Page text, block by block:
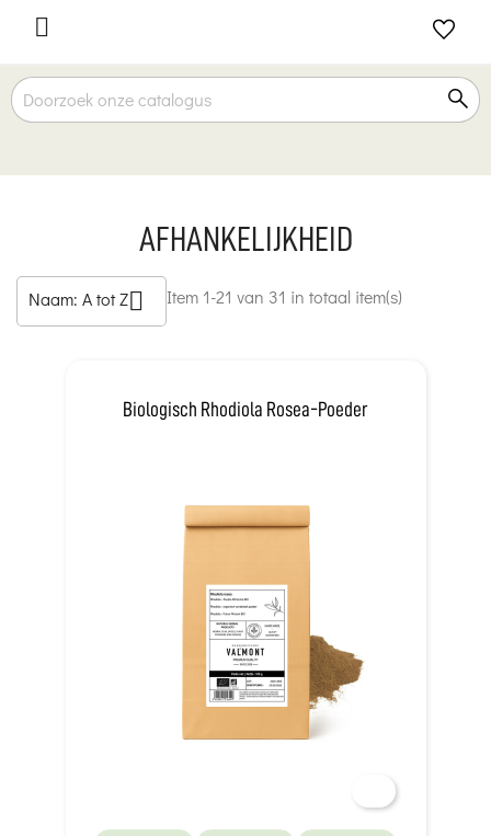

AFHANKELIJKHEID
Naam: A tot Z Item 1-21 van 31 in totaal item(s)
Biologisch Rhodiola Rosea-Poeder